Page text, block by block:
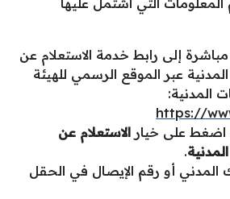
إلى رابط خدمة الاستعلام عن
عبر الموقع الرسمي للهيئة
المدنية:
https://
اضغط على خيار الاستعلام عن
.
المدني أو رقم الإيصال في الحقل